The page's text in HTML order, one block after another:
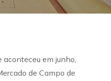
aconteceu em junho,
de Campo de